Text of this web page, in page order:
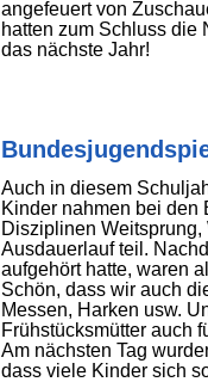
angefeuert von
hatten zum Schluss die
das nächste Jahr!
Auch in diesem
Kinder nahmen bei den
Disziplinen
Ausdauerlauf teil.
aufgehört hatte, waren
Schön, dass wir auch
Messen, Harken usw.
Frühstücksmütter auch
Am nächsten Tag
dass viele Kinder sich